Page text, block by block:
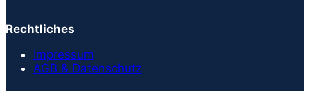
Rechtliches
Impressum
AGB & Datenschutz